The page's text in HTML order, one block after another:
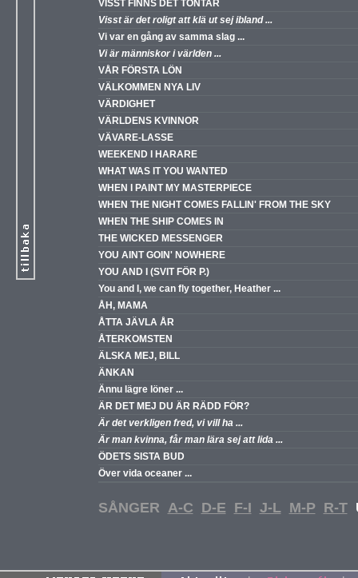
VISST FINNS DET TÖNTAR
Visst är det roligt att klä ut sej ibland ...
Vi var en gång av samma slag ...
Vi är människor i världen ...
VÅR FÖRSTA LÖN
VÄLKOMMEN NYA LIV
VÄRDIGHET
VÄRLDENS KVINNOR
VÄVARE-LASSE
WEEKEND I HARARE
WHAT WAS IT YOU WANTED
WHEN I PAINT MY MASTERPIECE
WHEN THE NIGHT COMES FALLIN' FROM THE SKY
WHEN THE SHIP COMES IN
THE WICKED MESSENGER
YOU AINT GOIN' NOWHERE
YOU AND I (SVIT FÖR P.)
You and I, we can fly together, Heather ...
ÅH, MAMA
ÅTTA JÄVLA ÅR
ÅTERKOMSTEN
ÄLSKA MEJ, BILL
ÄNKAN
Ännu lägre löner ...
ÄR DET MEJ DU ÄR RÄDD FÖR?
Är det verkligen fred, vi vill ha ...
Är man kvinna, får man lära sej att lida ...
ÖDETS SISTA BUD
Över vida oceaner ...
SÅNGER A-C D-E F-I J-L M-P R-T